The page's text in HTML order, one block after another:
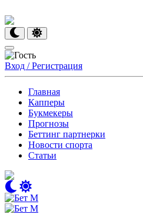
Вход / Регистрация
Главная
Капперы
Букмекеры
Прогнозы
Беттинг партнерки
Новости спорта
Статьи